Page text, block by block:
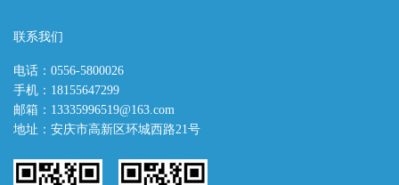
联系我们
电话：0556-5800026
手机：18155647299
邮箱：13335996519@163.com
地址：安庆市高新区环城西路21号